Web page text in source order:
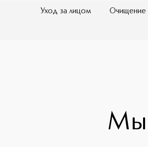
Уход за лицом Очищение
Мы